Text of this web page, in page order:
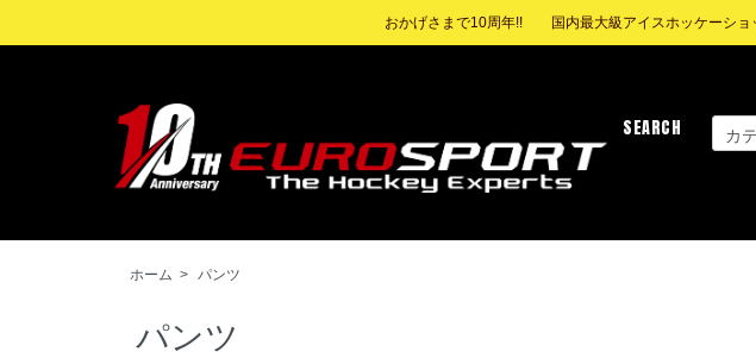
おかげさまで10周年!! 国内最大級アイスホッケーショ
SEARCH
ホーム > パンツ
パンツ